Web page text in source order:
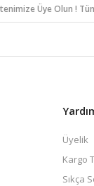
Üye Olun !
Üyelik
Kargo
Sıkça